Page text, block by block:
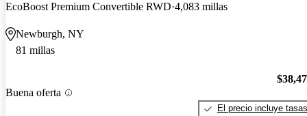
EcoBoost Premium Convertible RWD 4,083 millas
Newburgh, NY
81 millas
Buena oferta
El precio incluye tasas